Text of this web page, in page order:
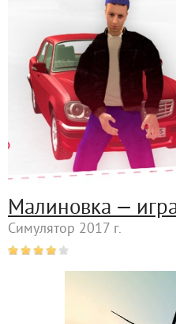
Малиновка —
Симулятор 2017 г.